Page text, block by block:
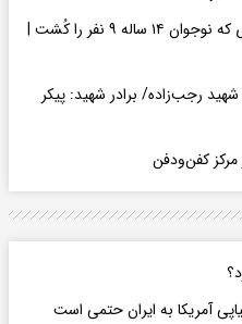
فاجعه خونین در مدرسه | لحظه‌ای که نوجوان ۱۴ ساله ۹ نفر را کُشت |
رجب‌زاده/ برادر شهید: پیکر
آمریکا به ایران حتمی است